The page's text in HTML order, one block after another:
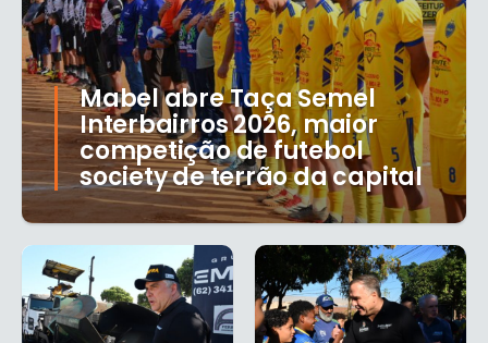
Mabel abre Taça Semel
Interbairros 2026, maior
competição de futebol
society de terrão da capital